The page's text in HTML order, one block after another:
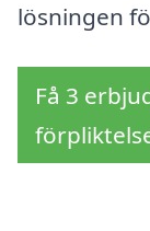
lösningen
Få 3